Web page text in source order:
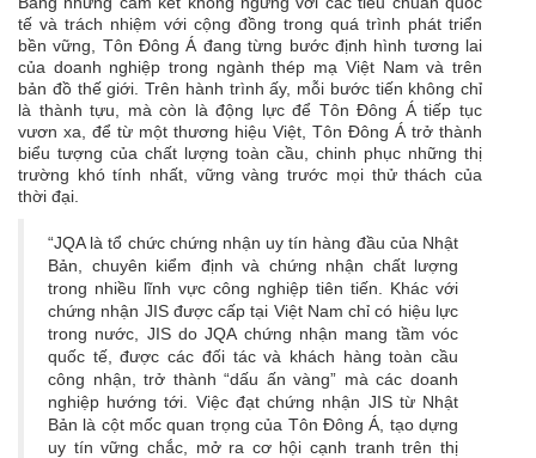
tế và trách nhiệm với cộng đồng trong quá trình phát triển
bền vững, Tôn Đông Á đang từng bước định hình tương lai
của doanh nghiệp trong ngành thép mạ Việt Nam và trên
bản đồ thế giới. Trên hành trình ấy, mỗi bước tiến không chỉ
là thành tựu, mà còn là động lực để Tôn Đông Á tiếp tục
vươn xa, để từ một thương hiệu Việt, Tôn Đông Á trở thành
biểu tượng của chất lượng toàn cầu, chinh phục những thị
trường khó tính nhất, vững vàng trước mọi thử thách của
thời đại.
“JQA là tổ chức chứng nhận uy tín hàng đầu của Nhật
Bản, chuyên kiểm định và chứng nhận chất lượng
trong nhiều lĩnh vực công nghiệp tiên tiến. Khác với
chứng nhận JIS được cấp tại Việt Nam chỉ có hiệu lực
trong nước, JIS do JQA chứng nhận mang tầm vóc
quốc tế, được các đối tác và khách hàng toàn cầu
công nhận, trở thành “dấu ấn vàng” mà các doanh
nghiệp hướng tới. Việc đạt chứng nhận JIS từ Nhật
Bản là cột mốc quan trọng của Tôn Đông Á, tạo dựng
uy tín vững chắc, mở ra cơ hội cạnh tranh trên thị